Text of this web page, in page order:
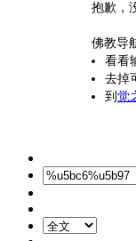
抱歉，
佛教导
看看
去掉
到 觉